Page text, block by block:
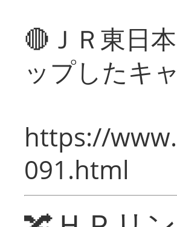
🔴ＪＲ東日
ップしたキ
https://
091.html